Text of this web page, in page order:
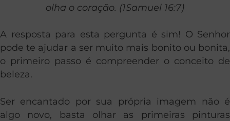
olha o coração. (1Samuel 16:7)
A resposta para esta pergunta é sim! O Senhor
pode te ajudar a ser muito mais bonito ou bonita,
o primeiro passo é compreender o conceito de
beleza.
Ser encantado por sua própria imagem não é
algo novo, basta olhar as primeiras pinturas